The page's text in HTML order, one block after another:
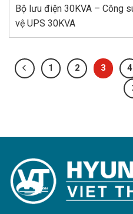
Bộ lưu điện 30KVA – Công
vệ UPS 30KVA
1 2 3 4